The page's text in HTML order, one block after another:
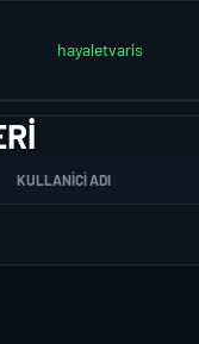
hayaletvaris
KULLANICI ADI